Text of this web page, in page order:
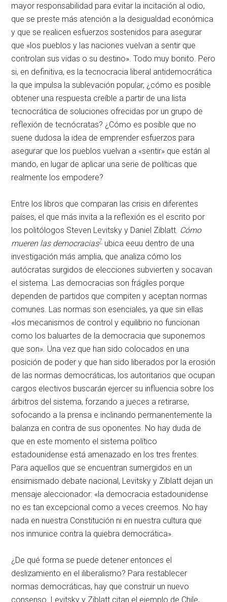
mayor responsabilidad para evitar la incitación al odio,
que se preste más atención a la desigualdad económica
y que se realicen esfuerzos sostenidos para asegurar
que «los pueblos y las naciones vuelvan a sentir que
controlan sus vidas o su destino». Todo muy bonito. Pero
si, en definitiva, es la tecnocracia liberal antidemocrática
la que impulsa la sublevación popular, ¿cómo es posible
obtener una respuesta creíble a partir de una lista
tecnocrática de soluciones ofrecidas por un grupo de
reflexión de tecnócratas? ¿Cómo es posible que no
suene dudosa la idea de emprender esfuerzos para
asegurar que los pueblos vuelvan a «sentir» que están al
mando, en lugar de aplicar una serie de políticas que
realmente los empodere?
Entre los libros que comparan las crisis en diferentes
países, el que más invita a la reflexión es el escrito por
los politólogos Steven Levitsky y Daniel Ziblatt. Cómo
mueren las democracias7ubica eeuu dentro de una
investigación más amplia, que analiza cómo los
autócratas surgidos de elecciones subvierten y socavan
el sistema. Las democracias son frágiles porque
dependen de partidos que compiten y aceptan normas
comunes. Las normas son esenciales, ya que sin ellas
«los mecanismos de control y equilibrio no funcionan
como los baluartes de la democracia que suponemos
que son». Una vez que han sido colocados en una
posición de poder y que han sido liberados por la erosión
de las normas democráticas, los autoritarios que ocupan
cargos electivos buscarán ejercer su influencia sobre los
árbitros del sistema, forzando a jueces a retirarse,
sofocando a la prensa e inclinando permanentemente la
balanza en contra de sus oponentes. No hay duda de
que en este momento el sistema político
estadounidense está amenazado en los tres frentes.
Para aquellos que se encuentran sumergidos en un
ensimismado debate nacional, Levitsky y Ziblatt dejan un
mensaje aleccionador: «la democracia estadounidense
no es tan excepcional como a veces creemos. No hay
nada en nuestra Constitución ni en nuestra cultura que
nos inmunice contra la quiebra democrática».
¿De qué forma se puede detener entonces el
deslizamiento en el iliberalismo? Para restablecer
normas democráticas, hay que construir un nuevo
consenso. Levitsky y Ziblatt citan el ejemplo de Chile,